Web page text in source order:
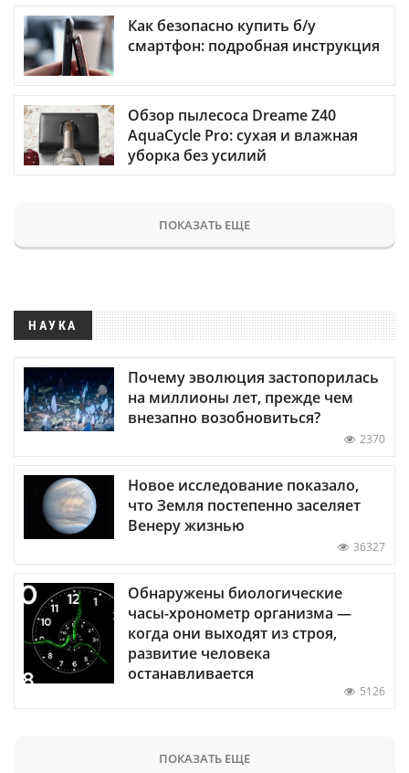
Как безопасно купить б/у
смартфон: подробная инструкция
Обзор пылесоса Dreame Z40
AquaCycle Pro: сухая и влажная
уборка без усилий
ПОКАЗАТЬ ЕЩЕ
НАУКА
Почему эволюция застопорилась
на миллионы лет, прежде чем
внезапно возобновиться?
2370
Новое исследование показало,
что Земля постепенно заселяет
Венеру жизнью
36327
Обнаружены биологические
часы-хронометр организма —
когда они выходят из строя,
развитие человека
останавливается
5126
ПОКАЗАТЬ ЕЩЕ